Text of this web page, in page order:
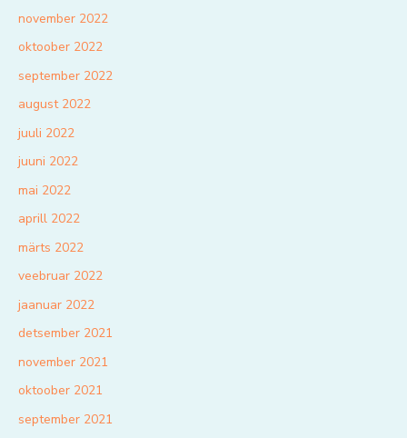
november 2022
oktoober 2022
september 2022
august 2022
juuli 2022
juuni 2022
mai 2022
aprill 2022
märts 2022
veebruar 2022
jaanuar 2022
detsember 2021
november 2021
oktoober 2021
september 2021